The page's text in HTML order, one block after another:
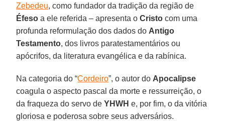
Zebedeu, como fundador da tradição da região de
Éfeso a ele referida – apresenta oCristo com uma
profunda reformulação dos dados do Antigo
Testamento, dos livros paratestamentários ou
apócrifos, da literatura evangélica e da rabínica.
Na categoria do “Cordeiro”, o autor do Apocalipse
coagula o aspecto pascal da morte e ressurreição, o
da fraqueza do servo deYHWH e, por fim, o da vitória
gloriosa e poderosa sobre seus adversários.